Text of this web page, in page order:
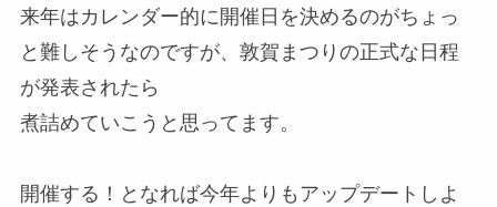
来年はカレンダー的に開催日を決めるのがちょっ
と難しそうなのですが、敦賀まつりの正式な日程
が発表されたら
煮詰めていこうと思ってます。
開催する！となれば今年よりもアップデートしよ